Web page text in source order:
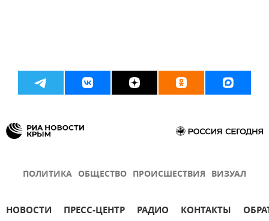
ПОЛИТИКА ОБЩЕСТВО ПРОИСШЕСТВИЯ ВИЗУАЛ
НОВОСТИ ПРЕСС-ЦЕНТР РАДИО КОНТАКТЫ